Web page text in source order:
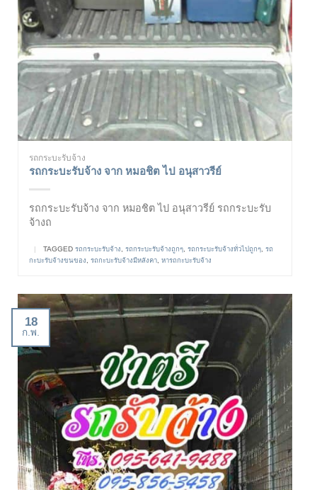
รถกระบะรับจ้าง
รถกระบะรับจ้าง จาก หมอชิต ไป อนุสาวรีย์
รถกระบะรับจ้าง จาก หมอชิต ไป อนุสาวรีย์ รถกระบะรับ
จ้างถ
| TAGGED รถกระบะรับจ้าง รถกระบะรับจ้างถูกๆ รถกระบะรับจ้างทั่วไปถูกๆ รถ
กะบะรับจ้างขนของ
รถกะบะรับจ้างมีหลังคา หารถกะบะรับจ้าง
18
ก.พ.